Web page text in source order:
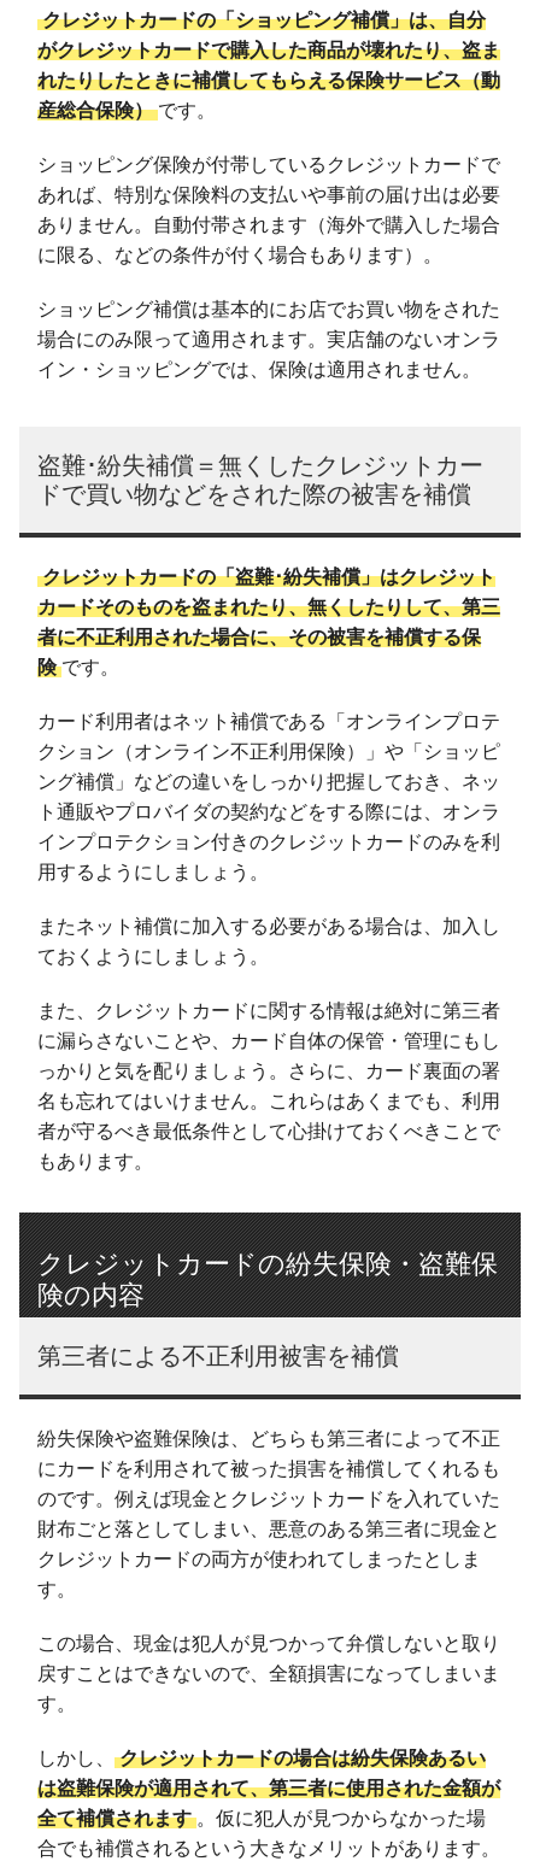
クレジットカードの「ショッピング補償」は、自分
がクレジットカードで購入した商品が壊れたり、盗ま
れたりしたときに補償してもらえる保険サービス（動
産総合保険） です。
ショッピング保険が付帯しているクレジットカードで
あれば、特別な保険料の支払いや事前の届け出は必要
ありません。自動付帯されます（海外で購入した場合
に限る、などの条件が付く場合もあります）。
ショッピング補償は基本的にお店でお買い物をされた
場合にのみ限って適用されます。実店舗のないオンラ
イン・ショッピングでは、保険は適用されません。
盗難･紛失補償＝無くしたクレジットカー
ドで買い物などをされた際の被害を補償
クレジットカードの「盗難･紛失補償」はクレジット
カードそのものを盗まれたり、無くしたりして、第三
者に不正利用された場合に、その被害を補償する保
険 です。
カード利用者はネット補償である「オンラインプロテ
クション（オンライン不正利用保険）」や「ショッピ
ング補償」などの違いをしっかり把握しておき、ネッ
ト通販やプロバイダの契約などをする際には、オンラ
インプロテクション付きのクレジットカードのみを利
用するようにしましょう。
またネット補償に加入する必要がある場合は、加入し
ておくようにしましょう。
また、クレジットカードに関する情報は絶対に第三者
に漏らさないことや、カード自体の保管・管理にもし
っかりと気を配りましょう。さらに、カード裏面の署
名も忘れてはいけません。これらはあくまでも、利用
者が守るべき最低条件として心掛けておくべきことで
もあります。
クレジットカードの紛失保険・盗難保
険の内容
第三者による不正利用被害を補償
紛失保険や盗難保険は、どちらも第三者によって不正
にカードを利用されて被った損害を補償してくれるも
のです。例えば現金とクレジットカードを入れていた
財布ごと落としてしまい、悪意のある第三者に現金と
クレジットカードの両方が使われてしまったとしま
す。
この場合、現金は犯人が見つかって弁償しないと取り
戻すことはできないので、全額損害になってしまいま
す。
しかし、 クレジットカードの場合は紛失保険あるい
は盗難保険が適用されて、第三者に使用された金額が
全て補償されます 。仮に犯人が見つからなかった場
合でも補償されるという大きなメリットがあります。